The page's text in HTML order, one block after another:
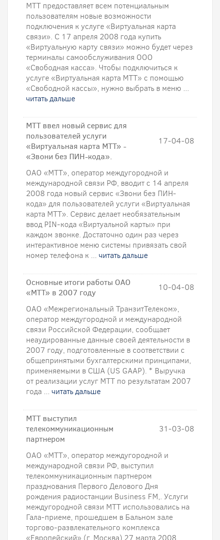
МТТ предоставляет всем потенциальным
пользователям новые возможности
подключения к услуге «Виртуальная карта
связи». С 17 апреля 2008 года купить
«Виртуальную карту связи» можно будет через
терминалы самообслуживания ООО
«Свободная касса». Чтобы подключиться к
услуге «Виртуальная карта МТТ» с помощью
«Свободной кассы», нужно выбрать в меню ...
читать дальше
МТТ ввел новый сервис для
пользователей услуги
«Виртуальная карта МТТ» -
«Звони без ПИН-кода».
17-04-08
ОАО «МТТ», оператор междугородной и
международной связи РФ, вводит с 14 апреля
2008 года новый сервис «Звони без ПИН-
кода» для пользователей услуги «Виртуальная
карта МТТ». Сервис делает необязательным
ввод PIN-кода «Виртуальной карты» при
каждом звонке. Достаточно один раз через
интерактивное меню системы привязать свой
номер телефона к ... читать дальше
Основные итоги работы ОАО
«МТТ» в 2007 году
10-04-08
ОАО «Межрегиональный ТранзитТелеком»,
оператор междугородной и международной
связи Российской Федерации, сообщает
неаудированные данные своей деятельности в
2007 году, подготовленные в соответствии с
общепринятыми бухгалтерскими принципами,
применяемыми в США (US GAAP). * Выручка
от реализации услуг МТТ по результатам 2007
года ... читать дальше
МТТ выступил
телекоммуникационным
партнером
31-03-08
ОАО «МТТ», оператор междугородной и
международной связи РФ, выступил
телекоммуникационным партнером
празднования Первого Делового Дня
рождения радиостанции Business FM,. Услуги
междугородной связи МТТ использовались на
Гала-приеме, прошедшем в Бальном зале
торгово-развлекательного комплекса
«Европейский» (г. Москва) 27 марта 2008